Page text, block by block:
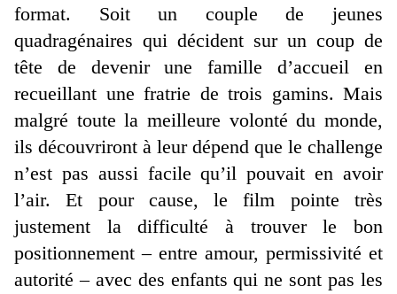
format. Soit un couple de jeunes
quadragénaires qui décident sur un coup de
tête de devenir une famille d’accueil en
recueillant une fratrie de trois gamins. Mais
malgré toute la meilleure volonté du monde,
ils découvriront à leur dépend que le challenge
n’est pas aussi facile qu’il pouvait en avoir
l’air. Et pour cause, le film pointe très
justement la difficulté à trouver le bon
positionnement – entre amour, permissivité et
autorité – avec des enfants qui ne sont pas les